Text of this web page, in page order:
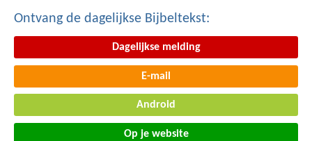
Ontvang de dagelijkse Bijbeltekst:
Dagelijkse melding
E-mail
Android
Op je website